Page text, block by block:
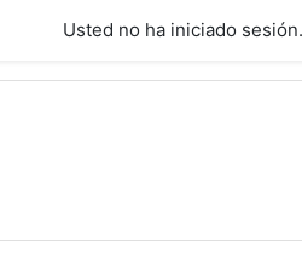
Usted no ha iniciado